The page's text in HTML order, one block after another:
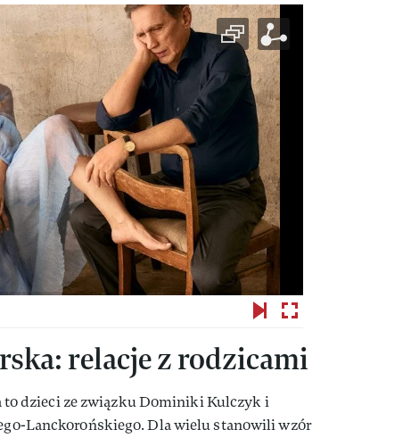
relacje z rodzicami
to dzieci ze związku Dominiki Kulczyk i
Lanckorońskiego. Dla wielu stanowili wzór